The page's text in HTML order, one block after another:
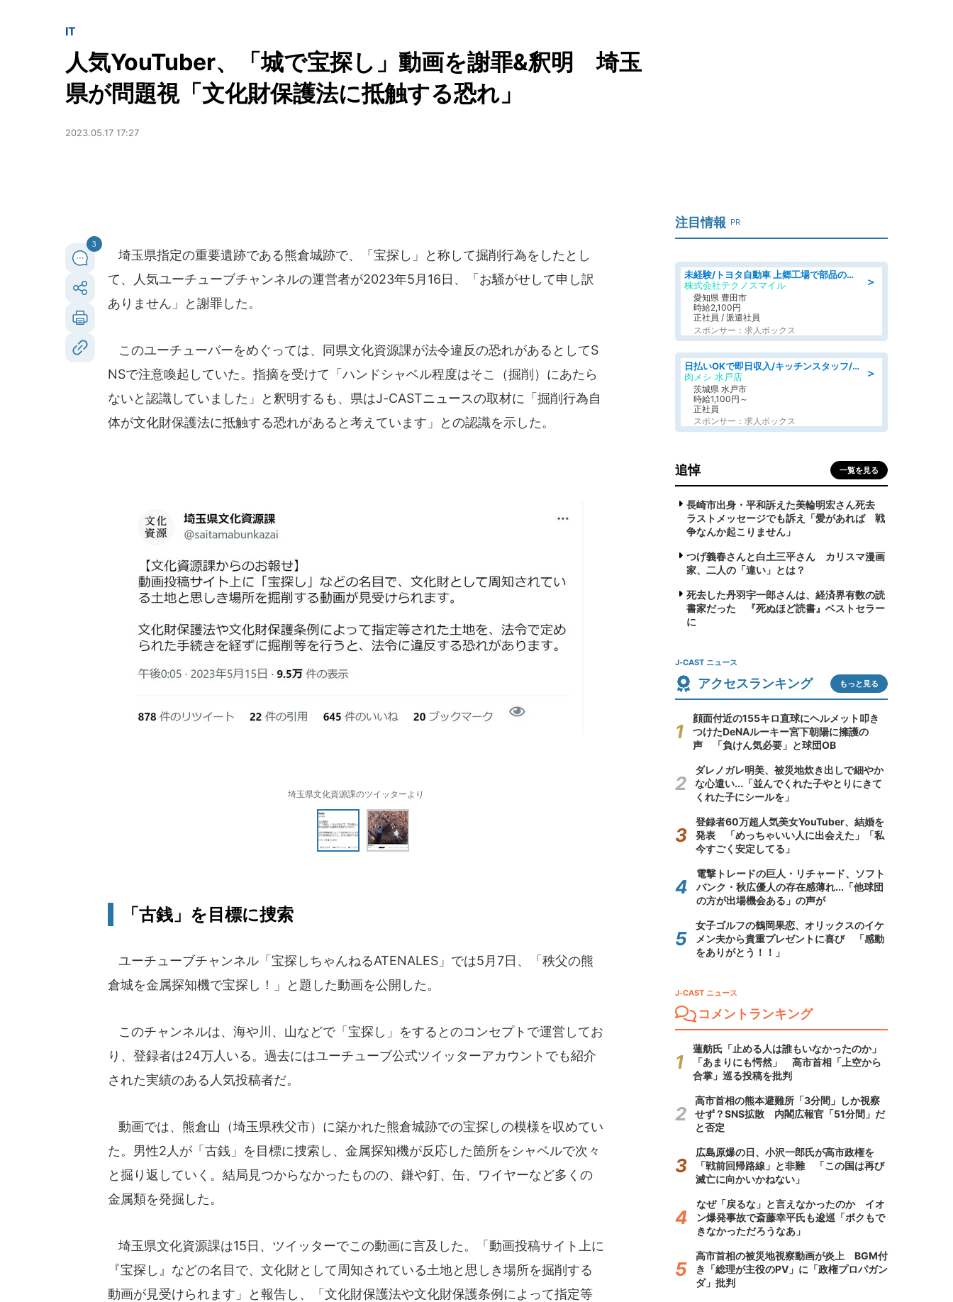
IT
人気YouTuber、「城で宝探し」動画を謝罪&釈明 埼玉
県が問題視「文化財保護法に抵触する恐れ」
2023.05.17 17:27
3
埼玉県指定の重要遺跡である熊倉城跡で、「宝探し」と称して掘削行為をしたとし
て、人気ユーチューブチャンネルの運営者が2023年5月16日、「お騒がせして申し訳
ありません」と謝罪した。
このユーチューバーをめぐっては、同県文化資源課が法令違反の恐れがあるとしてS
NSで注意喚起していた。指摘を受けて「ハンドシャベル程度はそこ（掘削）にあたら
ないと認識していました」と釈明するも、県はJ-CASTニュースの取材に「掘削行為自
体が文化財保護法に抵触する恐れがあると考えています」との認識を示した。
埼玉県文化資源課のツイッターより
「古銭」を目標に捜索
ユーチューブチャンネル「宝探しちゃんねるATENALES」では5月7日、「秩父の熊
倉城を金属探知機で宝探し！」と題した動画を公開した。
このチャンネルは、海や川、山などで「宝探し」をするとのコンセプトで運営してお
り、登録者は24万人いる。過去にはユーチューブ公式ツイッターアカウントでも紹介
された実績のある人気投稿者だ。
動画では、熊倉山（埼玉県秩父市）に築かれた熊倉城跡での宝探しの模様を収めてい
た。男性2人が「古銭」を目標に捜索し、金属探知機が反応した箇所をシャベルで次々
と掘り返していく。結局見つからなかったものの、鎌や釘、缶、ワイヤーなど多くの
金属類を発掘した。
埼玉県文化資源課は15日、ツイッターでこの動画に言及した。「動画投稿サイト上に
『宝探し』などの名目で、文化財として周知されている土地と思しき場所を掘削する
動画が見受けられます」と報告し、「文化財保護法や文化財保護条例によって指定等
注目情報 PR
＞
未経験/トヨタ自動車 上郷工場で部品の運搬作業/tutumi
株式会社テクノスマイル
愛知県 豊田市
時給2,100円
正社員 / 派遣社員
スポンサー：求人ボックス
＞
日払いOKで即日収入/キッチンスタッフ/「原付免許必須」デリバリー業務など、自己成長可能な幅広い仕事に挑戦!髪型自由&ピアス・ネイルOK/茨城県/水戸市
肉メシ 水戸店
茨城県 水戸市
時給1,100円～
正社員
スポンサー：求人ボックス
追悼 一覧を見る
長崎市出身・平和訴えた美輪明宏さん死去
ラストメッセージでも訴え「愛があれば 戦
争なんか起こりません」
つげ義春さんと白土三平さん カリスマ漫画
家、二人の「違い」とは？
死去した丹羽宇一郎さんは、経済界有数の読
書家だった 『死ぬほど読書』ベストセラー
に
J-CAST ニュース
アクセスランキング もっと見る
顔面付近の155キロ直球にヘルメット叩き
つけたDeNAルーキー宮下朝陽に擁護の
声 「負けん気必要」と球団OB
ダレノガレ明美、被災地炊き出しで細やか
な心遣い...「並んでくれた子やとりにきて
くれた子にシールを」
登録者60万超人気美女YouTuber、結婚を
発表 「めっちゃいい人に出会えた」「私
今すごく安定してる」
電撃トレードの巨人・リチャード、ソフト
バンク・秋広優人の存在感薄れ...「他球団
の方が出場機会ある」の声が
女子ゴルフの鶴岡果恋、オリックスのイケ
メン夫から貴重プレゼントに喜び 「感動
をありがとう！！」
J-CAST ニュース
コメントランキング
蓮舫氏「止める人は誰もいなかったのか」
「あまりにも愕然」 高市首相「上空から
合掌」巡る投稿を批判
高市首相の熊本避難所「3分間」しか視察
せず？SNS拡散 内閣広報官「51分間」だ
と否定
広島原爆の日、小沢一郎氏が高市政権を
「戦前回帰路線」と非難 「この国は再び
滅亡に向かいかねない」
なぜ「戻るな」と言えなかったのか イオ
ン爆発事故で斎藤幸平氏も逡巡「ボクもで
きなかっただろうなあ」
高市首相の被災地視察動画が炎上 BGM付
き「総理が主役のPV」に「政権プロパガン
ダ」批判